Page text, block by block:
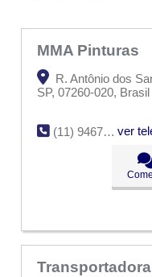
MMA Pinturas
R. Antônio dos
SP, 07260-020, Brasil
(11) 94670-7377 ver
Transportadora